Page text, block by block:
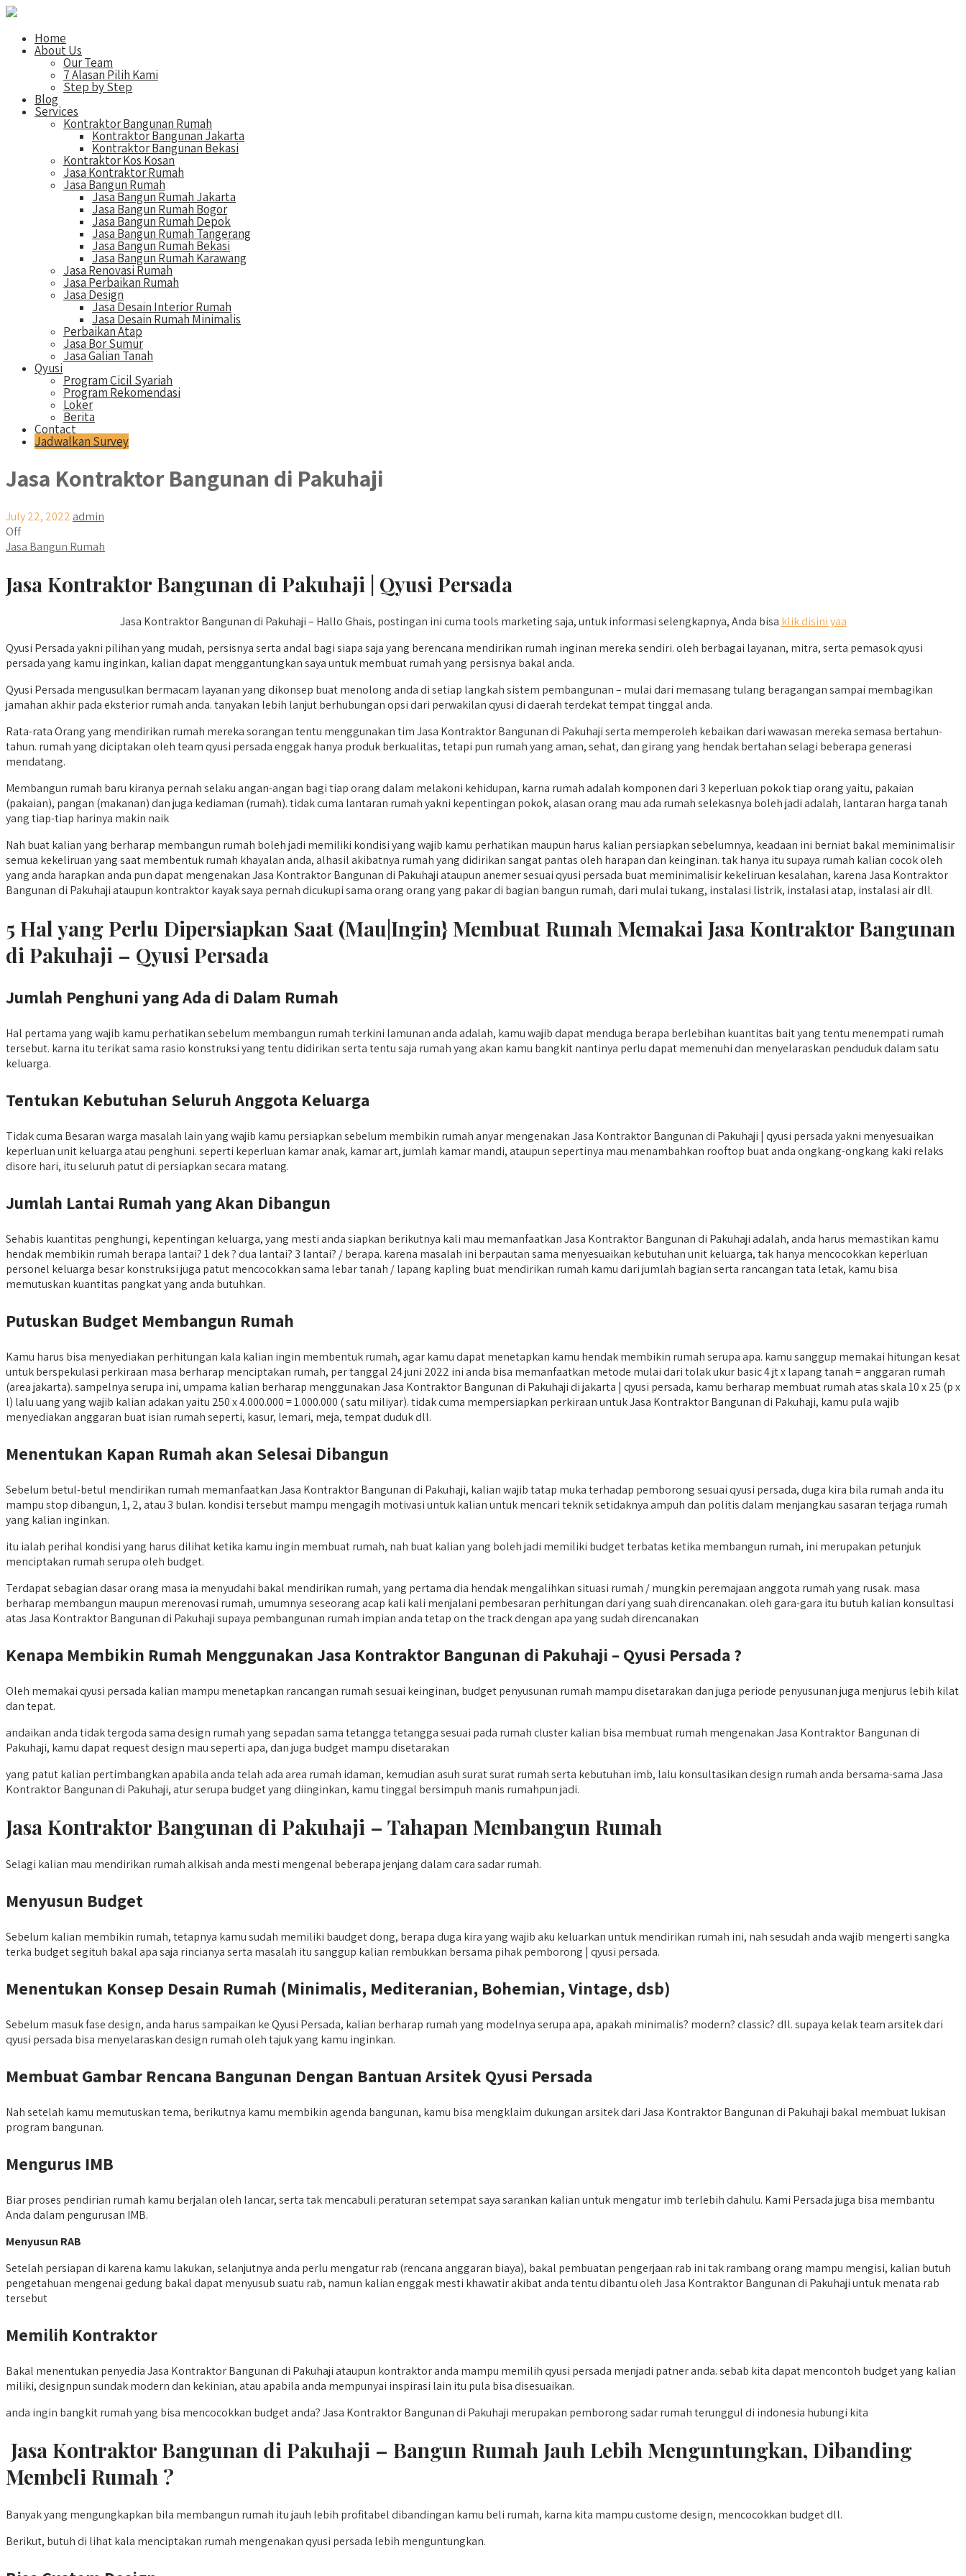
Home
About Us
Our Team
7 Alasan Pilih Kami
Step by Step
Blog
Services
Kontraktor Bangunan Rumah
Kontraktor Bangunan Jakarta
Kontraktor Bangunan Bekasi
Kontraktor Kos Kosan
Jasa Kontraktor Rumah
Jasa Bangun Rumah
Jasa Bangun Rumah Jakarta
Jasa Bangun Rumah Bogor
Jasa Bangun Rumah Depok
Jasa Bangun Rumah Tangerang
Jasa Bangun Rumah Bekasi
Jasa Bangun Rumah Karawang
Jasa Renovasi Rumah
Jasa Perbaikan Rumah
Jasa Design
Jasa Desain Interior Rumah
Jasa Desain Rumah Minimalis
Perbaikan Atap
Jasa Bor Sumur
Jasa Galian Tanah
Qyusi
Program Cicil Syariah
Program Rekomendasi
Loker
Berita
Contact
Jadwalkan Survey
Jasa Kontraktor Bangunan di Pakuhaji
July 22, 2022 admin
Off
Jasa Bangun Rumah
Jasa Kontraktor Bangunan di Pakuhaji | Qyusi Persada
Jasa Kontraktor Bangunan di Pakuhaji – Hallo Ghais, postingan ini cuma tools marketing saja, untuk informasi selengkapnya, Anda bisa klik disini yaa
Qyusi Persada yakni pilihan yang mudah, persisnya serta andal bagi siapa saja yang berencana mendirikan rumah inginan mereka sendiri. oleh berbagai layanan, mitra, serta pemasok qyusi
persada yang kamu inginkan, kalian dapat menggantungkan saya untuk membuat rumah yang persisnya bakal anda.
Qyusi Persada mengusulkan bermacam layanan yang dikonsep buat menolong anda di setiap langkah sistem pembangunan – mulai dari memasang tulang beragangan sampai membagikan
jamahan akhir pada eksterior rumah anda. tanyakan lebih lanjut berhubungan opsi dari perwakilan qyusi di daerah terdekat tempat tinggal anda.
Rata-rata Orang yang mendirikan rumah mereka sorangan tentu menggunakan tim Jasa Kontraktor Bangunan di Pakuhaji serta memperoleh kebaikan dari wawasan mereka semasa bertahun-
tahun. rumah yang diciptakan oleh team qyusi persada enggak hanya produk berkualitas, tetapi pun rumah yang aman, sehat, dan girang yang hendak bertahan selagi beberapa generasi
mendatang.
Membangun rumah baru kiranya pernah selaku angan-angan bagi tiap orang dalam melakoni kehidupan, karna rumah adalah komponen dari 3 keperluan pokok tiap orang yaitu, pakaian
(pakaian), pangan (makanan) dan juga kediaman (rumah). tidak cuma lantaran rumah yakni kepentingan pokok, alasan orang mau ada rumah selekasnya boleh jadi adalah, lantaran harga tanah
yang tiap-tiap harinya makin naik
Nah buat kalian yang berharap membangun rumah boleh jadi memiliki kondisi yang wajib kamu perhatikan maupun harus kalian persiapkan sebelumnya, keadaan ini berniat bakal meminimalisir
semua kekeliruan yang saat membentuk rumah khayalan anda, alhasil akibatnya rumah yang didirikan sangat pantas oleh harapan dan keinginan. tak hanya itu supaya rumah kalian cocok oleh
yang anda harapkan anda pun dapat mengenakan Jasa Kontraktor Bangunan di Pakuhaji ataupun anemer sesuai qyusi persada buat meminimalisir kekeliruan kesalahan, karena Jasa Kontraktor
Bangunan di Pakuhaji ataupun kontraktor kayak saya pernah dicukupi sama orang orang yang pakar di bagian bangun rumah, dari mulai tukang, instalasi listrik, instalasi atap, instalasi air dll.
5 Hal yang Perlu Dipersiapkan Saat (Mau|Ingin} Membuat Rumah Memakai Jasa Kontraktor Bangunan
di Pakuhaji – Qyusi Persada
Jumlah Penghuni yang Ada di Dalam Rumah
Hal pertama yang wajib kamu perhatikan sebelum membangun rumah terkini lamunan anda adalah, kamu wajib dapat menduga berapa berlebihan kuantitas bait yang tentu menempati rumah
tersebut. karna itu terikat sama rasio konstruksi yang tentu didirikan serta tentu saja rumah yang akan kamu bangkit nantinya perlu dapat memenuhi dan menyelaraskan penduduk dalam satu
keluarga.
Tentukan Kebutuhan Seluruh Anggota Keluarga
Tidak cuma Besaran warga masalah lain yang wajib kamu persiapkan sebelum membikin rumah anyar mengenakan Jasa Kontraktor Bangunan di Pakuhaji | qyusi persada yakni menyesuaikan
keperluan unit keluarga atau penghuni. seperti keperluan kamar anak, kamar art, jumlah kamar mandi, ataupun sepertinya mau menambahkan rooftop buat anda ongkang-ongkang kaki relaks
disore hari, itu seluruh patut di persiapkan secara matang.
Jumlah Lantai Rumah yang Akan Dibangun
Sehabis kuantitas penghungi, kepentingan keluarga, yang mesti anda siapkan berikutnya kali mau memanfaatkan Jasa Kontraktor Bangunan di Pakuhaji adalah, anda harus memastikan kamu
hendak membikin rumah berapa lantai? 1 dek ? dua lantai? 3 lantai? / berapa. karena masalah ini berpautan sama menyesuaikan kebutuhan unit keluarga, tak hanya mencocokkan keperluan
personel keluarga besar konstruksi juga patut mencocokkan sama lebar tanah / lapang kapling buat mendirikan rumah kamu dari jumlah bagian serta rancangan tata letak, kamu bisa
memutuskan kuantitas pangkat yang anda butuhkan.
Putuskan Budget Membangun Rumah
Kamu harus bisa menyediakan perhitungan kala kalian ingin membentuk rumah, agar kamu dapat menetapkan kamu hendak membikin rumah serupa apa. kamu sanggup memakai hitungan kesat
untuk berspekulasi perkiraan masa berharap menciptakan rumah, per tanggal 24 juni 2022 ini anda bisa memanfaatkan metode mulai dari tolak ukur basic 4 jt x lapang tanah = anggaran rumah
(area jakarta). sampelnya serupa ini, umpama kalian berharap menggunakan Jasa Kontraktor Bangunan di Pakuhaji di jakarta | qyusi persada, kamu berharap membuat rumah atas skala 10 x 25 (p x
l) lalu uang yang wajib kalian adakan yaitu 250 x 4.000.000 = 1.000.000 ( satu miliyar). tidak cuma mempersiapkan perkiraan untuk Jasa Kontraktor Bangunan di Pakuhaji, kamu pula wajib
menyediakan anggaran buat isian rumah seperti, kasur, lemari, meja, tempat duduk dll.
Menentukan Kapan Rumah akan Selesai Dibangun
Sebelum betul-betul mendirikan rumah memanfaatkan Jasa Kontraktor Bangunan di Pakuhaji, kalian wajib tatap muka terhadap pemborong sesuai qyusi persada, duga kira bila rumah anda itu
mampu stop dibangun, 1, 2, atau 3 bulan. kondisi tersebut mampu mengagih motivasi untuk kalian untuk mencari teknik setidaknya ampuh dan politis dalam menjangkau sasaran terjaga rumah
yang kalian inginkan.
itu ialah perihal kondisi yang harus dilihat ketika kamu ingin membuat rumah, nah buat kalian yang boleh jadi memiliki budget terbatas ketika membangun rumah, ini merupakan petunjuk
menciptakan rumah serupa oleh budget.
Terdapat sebagian dasar orang masa ia menyudahi bakal mendirikan rumah, yang pertama dia hendak mengalihkan situasi rumah / mungkin peremajaan anggota rumah yang rusak. masa
berharap membangun maupun merenovasi rumah, umumnya seseorang acap kali kali menjalani pembesaran perhitungan dari yang suah direncanakan. oleh gara-gara itu butuh kalian konsultasi
atas Jasa Kontraktor Bangunan di Pakuhaji supaya pembangunan rumah impian anda tetap on the track dengan apa yang sudah direncanakan
Kenapa Membikin Rumah Menggunakan Jasa Kontraktor Bangunan di Pakuhaji – Qyusi Persada ?
Oleh memakai qyusi persada kalian mampu menetapkan rancangan rumah sesuai keinginan, budget penyusunan rumah mampu disetarakan dan juga periode penyusunan juga menjurus lebih kilat
dan tepat.
andaikan anda tidak tergoda sama design rumah yang sepadan sama tetangga tetangga sesuai pada rumah cluster kalian bisa membuat rumah mengenakan Jasa Kontraktor Bangunan di
Pakuhaji, kamu dapat request design mau seperti apa, dan juga budget mampu disetarakan
yang patut kalian pertimbangkan apabila anda telah ada area rumah idaman, kemudian asuh surat surat rumah serta kebutuhan imb, lalu konsultasikan design rumah anda bersama-sama Jasa
Kontraktor Bangunan di Pakuhaji, atur serupa budget yang diinginkan, kamu tinggal bersimpuh manis rumahpun jadi.
Jasa Kontraktor Bangunan di Pakuhaji – Tahapan Membangun Rumah
Selagi kalian mau mendirikan rumah alkisah anda mesti mengenal beberapa jenjang dalam cara sadar rumah.
Menyusun Budget
Sebelum kalian membikin rumah, tetapnya kamu sudah memiliki baudget dong, berapa duga kira yang wajib aku keluarkan untuk mendirikan rumah ini, nah sesudah anda wajib mengerti sangka
terka budget segituh bakal apa saja rincianya serta masalah itu sanggup kalian rembukkan bersama pihak pemborong | qyusi persada.
Menentukan Konsep Desain Rumah (Minimalis, Mediteranian, Bohemian, Vintage, dsb)
Sebelum masuk fase design, anda harus sampaikan ke Qyusi Persada, kalian berharap rumah yang modelnya serupa apa, apakah minimalis? modern? classic? dll. supaya kelak team arsitek dari
qyusi persada bisa menyelaraskan design rumah oleh tajuk yang kamu inginkan.
Membuat Gambar Rencana Bangunan Dengan Bantuan Arsitek Qyusi Persada
Nah setelah kamu memutuskan tema, berikutnya kamu membikin agenda bangunan, kamu bisa mengklaim dukungan arsitek dari Jasa Kontraktor Bangunan di Pakuhaji bakal membuat lukisan
program bangunan.
Mengurus IMB
Biar proses pendirian rumah kamu berjalan oleh lancar, serta tak mencabuli peraturan setempat saya sarankan kalian untuk mengatur imb terlebih dahulu. Kami Persada juga bisa membantu
Anda dalam pengurusan IMB.
Menyusun RAB
Setelah persiapan di karena kamu lakukan, selanjutnya anda perlu mengatur rab (rencana anggaran biaya), bakal pembuatan pengerjaan rab ini tak rambang orang mampu mengisi, kalian butuh
pengetahuan mengenai gedung bakal dapat menyusub suatu rab, namun kalian enggak mesti khawatir akibat anda tentu dibantu oleh Jasa Kontraktor Bangunan di Pakuhaji untuk menata rab
tersebut
Memilih Kontraktor
Bakal menentukan penyedia Jasa Kontraktor Bangunan di Pakuhaji ataupun kontraktor anda mampu memilih qyusi persada menjadi patner anda. sebab kita dapat mencontoh budget yang kalian
miliki, designpun sundak modern dan kekinian, atau apabila anda mempunyai inspirasi lain itu pula bisa disesuaikan.
anda ingin bangkit rumah yang bisa mencocokkan budget anda? Jasa Kontraktor Bangunan di Pakuhaji merupakan pemborong sadar rumah terunggul di indonesia hubungi kita
Jasa Kontraktor Bangunan di Pakuhaji – Bangun Rumah Jauh Lebih Menguntungkan, Dibanding
Membeli Rumah ?
Banyak yang mengungkapkan bila membangun rumah itu jauh lebih profitabel dibandingan kamu beli rumah, karna kita mampu custome design, mencocokkan budget dll.
Berikut, butuh di lihat kala menciptakan rumah mengenakan qyusi persada lebih menguntungkan.